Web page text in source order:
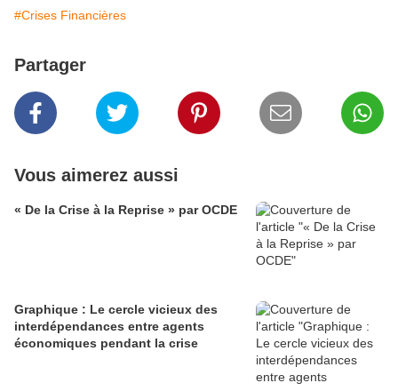
#Crises Financières
Partager
Vous aimerez aussi
« De la Crise à la Reprise » par OCDE
Graphique : Le cercle vicieux des
interdépendances entre agents
économiques pendant la crise